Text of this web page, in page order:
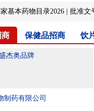
家基本药物目录2026 批准文
商 保健品招商 饮